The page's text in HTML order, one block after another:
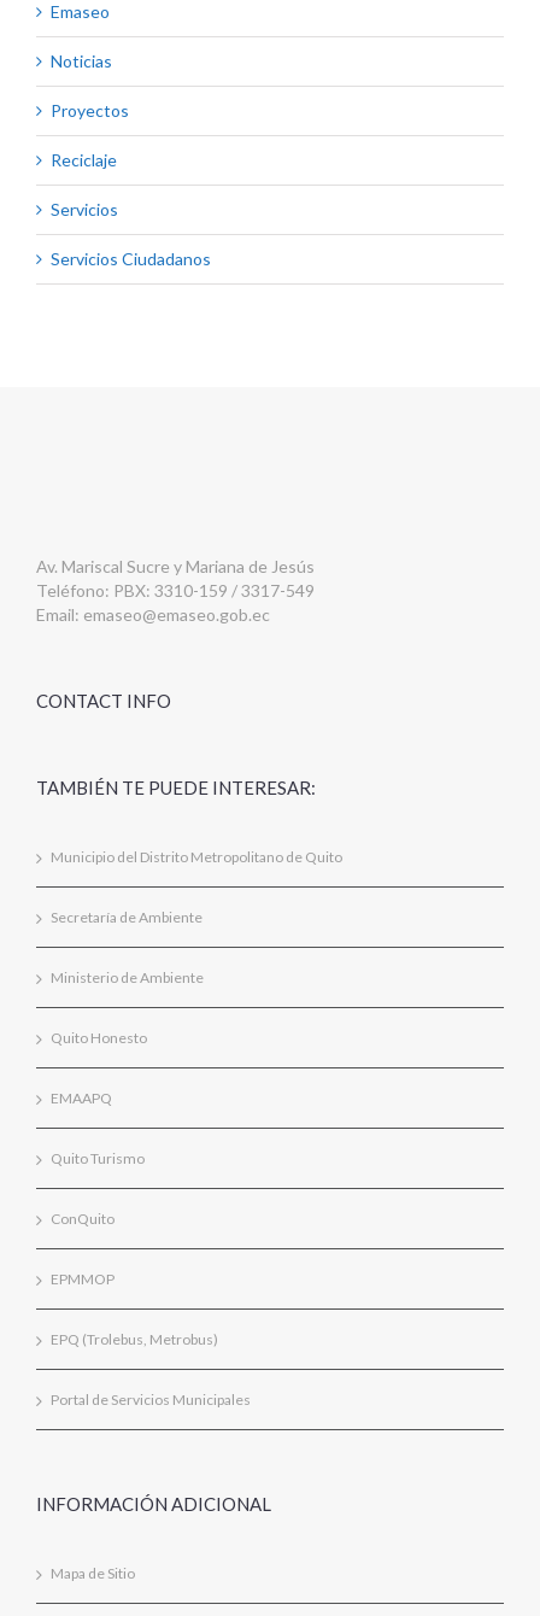
Emaseo
Noticias
Proyectos
Reciclaje
Servicios
Servicios Ciudadanos
Av. Mariscal Sucre y Mariana de Jesús
Teléfono: PBX: 3310-159 / 3317-549
Email: emaseo@emaseo.gob.ec
CONTACT INFO
TAMBIÉN TE PUEDE INTERESAR:
Municipio del Distrito Metropolitano de Quito
Secretaría de Ambiente
Ministerio de Ambiente
Quito Honesto
EMAAPQ
Quito Turismo
ConQuito
EPMMOP
EPQ (Trolebus, Metrobus)
Portal de Servicios Municipales
INFORMACIÓN ADICIONAL
Mapa de Sitio